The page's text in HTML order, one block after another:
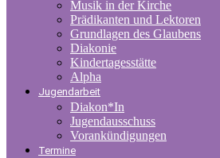
Musik in der Kirche
Prädikanten und Lektoren
Grundlagen des Glaubens
Diakonie
Kindertagesstätte
Alpha
Jugendarbeit
Diakon*In
Jugendausschuss
Vorankündigungen
Termine